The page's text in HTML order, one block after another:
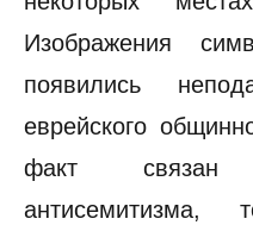
Изображения
появились
еврейского
факт связан
антисемитизма,